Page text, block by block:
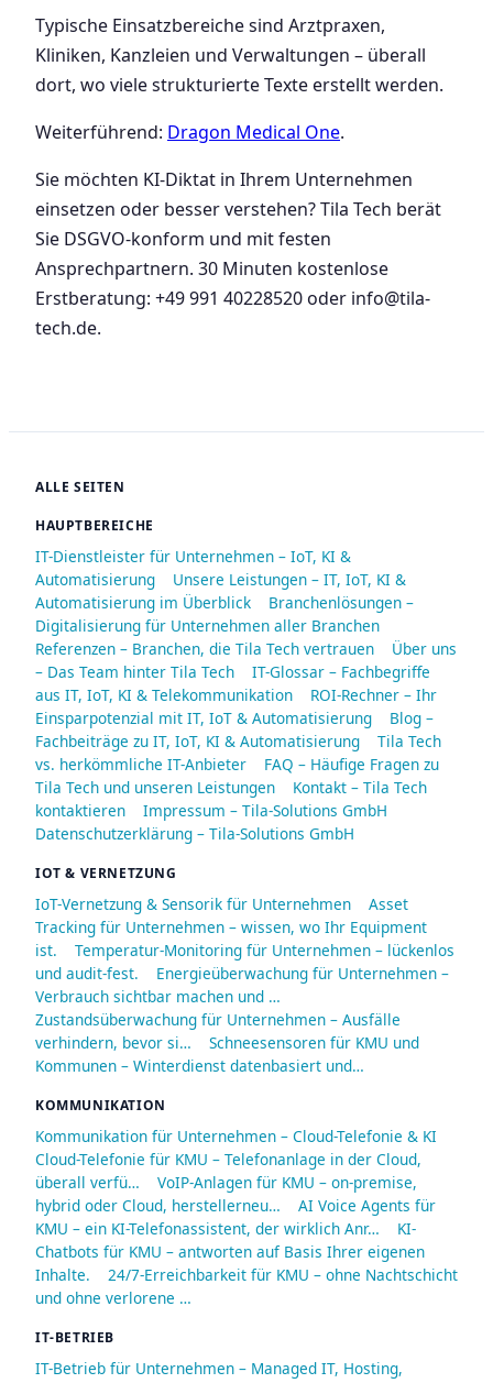
Typische Einsatzbereiche sind Arztpraxen,
Kliniken, Kanzleien und Verwaltungen – überall
dort, wo viele strukturierte Texte erstellt werden.
Weiterführend: Dragon Medical One.
Sie möchten KI-Diktat in Ihrem Unternehmen
einsetzen oder besser verstehen? Tila Tech berät
Sie DSGVO-konform und mit festen
Ansprechpartnern. 30 Minuten kostenlose
Erstberatung: +49 991 40228520 oder info@tila-
tech.de.
ALLE SEITEN
HAUPTBEREICHE
IT-Dienstleister für Unternehmen – IoT, KI &
Automatisierung
Unsere Leistungen – IT, IoT, KI &
Automatisierung im Überblick
Branchenlösungen –
Digitalisierung für Unternehmen aller Branchen
Referenzen – Branchen, die Tila Tech vertrauen
Über uns
– Das Team hinter Tila Tech
IT-Glossar – Fachbegriffe
aus IT, IoT, KI & Telekommunikation
ROI-Rechner – Ihr
Einsparpotenzial mit IT, IoT & Automatisierung
Blog –
Fachbeiträge zu IT, IoT, KI & Automatisierung
Tila Tech
vs. herkömmliche IT-Anbieter
FAQ – Häufige Fragen zu
Tila Tech und unseren Leistungen
Kontakt – Tila Tech
kontaktieren
Impressum – Tila-Solutions GmbH
Datenschutzerklärung – Tila-Solutions GmbH
IOT & VERNETZUNG
IoT-Vernetzung & Sensorik für Unternehmen
Asset
Tracking für Unternehmen – wissen, wo Ihr Equipment
ist.
Temperatur-Monitoring für Unternehmen – lückenlos
und audit-fest.
Energieüberwachung für Unternehmen –
Verbrauch sichtbar machen und …
Zustandsüberwachung für Unternehmen – Ausfälle
verhindern, bevor si…
Schneesensoren für KMU und
Kommunen – Winterdienst datenbasiert und…
KOMMUNIKATION
Kommunikation für Unternehmen – Cloud-Telefonie & KI
Cloud-Telefonie für KMU – Telefonanlage in der Cloud,
überall verfü…
VoIP-Anlagen für KMU – on-premise,
hybrid oder Cloud, herstellerneu…
AI Voice Agents für
KMU – ein KI-Telefonassistent, der wirklich Anr…
KI-
Chatbots für KMU – antworten auf Basis Ihrer eigenen
Inhalte.
24/7-Erreichbarkeit für KMU – ohne Nachtschicht
und ohne verlorene …
IT-BETRIEB
IT-Betrieb für Unternehmen – Managed IT, Hosting,